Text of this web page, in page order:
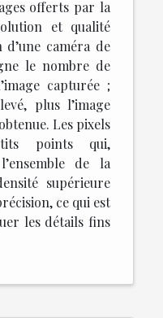
offerts par la
et qualité
d’une caméra de
le nombre de
capturée ;
plus l’image
Les pixels
points qui,
de la
supérieure
ce qui est
les détails fins